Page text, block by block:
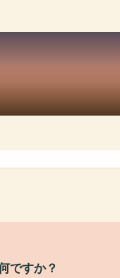
ですか？